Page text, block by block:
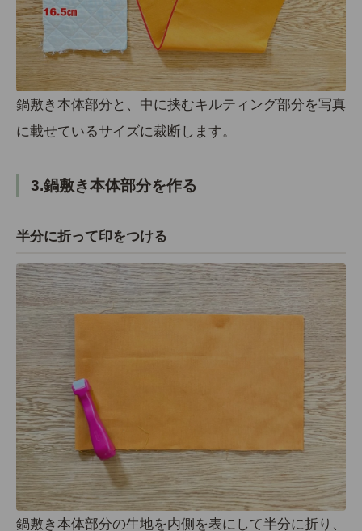
鍋敷き本体部分と、中に挟むキルティング部分を写真
に載せているサイズに裁断します。
3.鍋敷き本体部分を作る
半分に折って印をつける
鍋敷き本体部分の生地を内側を表にして半分に折り、